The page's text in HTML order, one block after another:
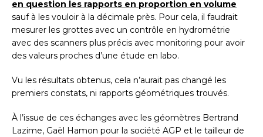
en question les rapports en proportion en volume
sauf à les vouloir à la décimale près. Pour cela, il faudrait
mesurer les grottes avec un contrôle en hydrométrie
avec des scanners plus précis avec monitoring pour avoir
des valeurs proches d’une étude en labo.
Vu les résultats obtenus, cela n’aurait pas changé les
premiers constats, ni rapports géométriques trouvés.
À l’issue de ces échanges avec les géomètres Bertrand
Lazime, Gaël Hamon pour la société AGP et le tailleur de